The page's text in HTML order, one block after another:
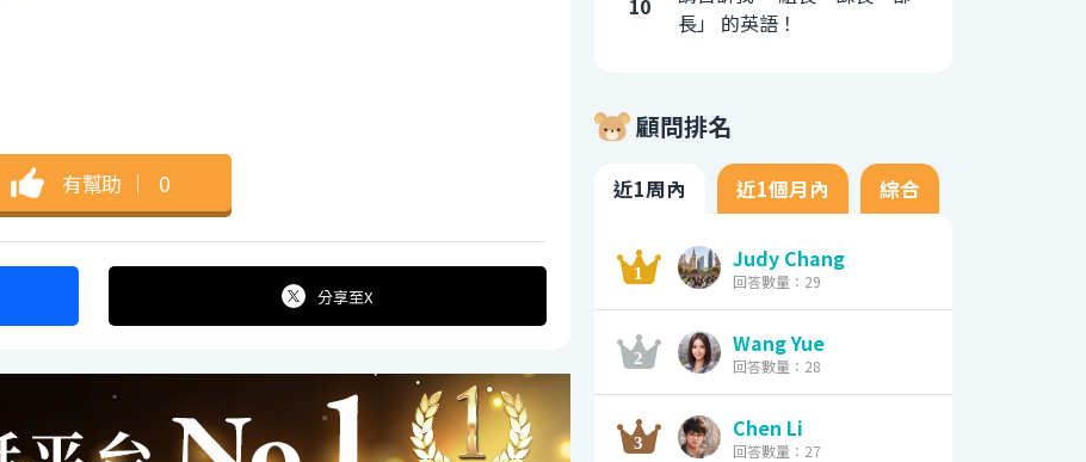
有幫助 ｜ 0
分享至X
10
長」 的英語！
顧問排名
近1周內 近1個月內 綜合
Judy Chang
回答數量：29
Wang Yue
回答數量：28
Chen Li
回答數量：27